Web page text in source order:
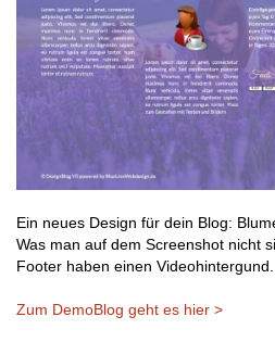
Ein neues Design für dein Blog:
Was man auf dem Screenshot nicht
Footer haben einen Videohintergund.
Zum DemoBlog geht es hier >